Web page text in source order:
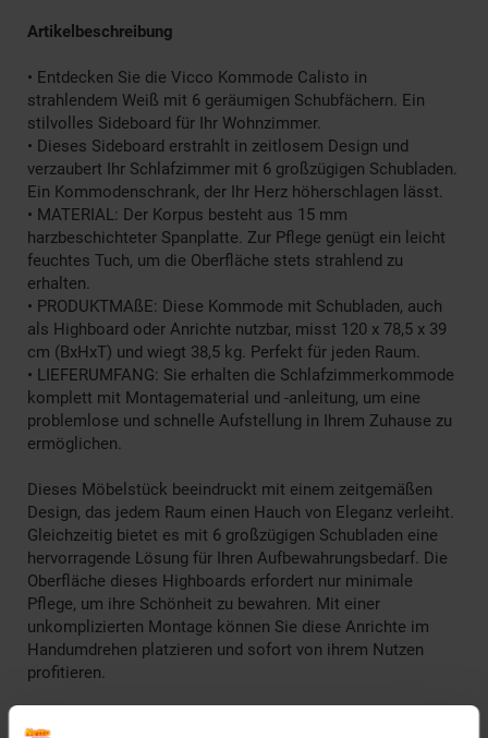
Artikelbeschreibung
• Entdecken Sie die Vicco Kommode Calisto in
strahlendem Weiß mit 6 geräumigen Schubfächern. Ein
stilvolles Sideboard für Ihr Wohnzimmer.
• Dieses Sideboard erstrahlt in zeitlosem Design und
verzaubert Ihr Schlafzimmer mit 6 großzügigen Schubladen.
Ein Kommodenschrank, der Ihr Herz höherschlagen lässt.
• MATERIAL: Der Korpus besteht aus 15 mm
harzbeschichteter Spanplatte. Zur Pflege genügt ein leicht
feuchtes Tuch, um die Oberfläche stets strahlend zu
erhalten.
• PRODUKTMAßE: Diese Kommode mit Schubladen, auch
als Highboard oder Anrichte nutzbar, misst 120 x 78,5 x 39
cm (BxHxT) und wiegt 38,5 kg. Perfekt für jeden Raum.
• LIEFERUMFANG: Sie erhalten die Schlafzimmerkommode
komplett mit Montagematerial und -anleitung, um eine
problemlose und schnelle Aufstellung in Ihrem Zuhause zu
ermöglichen.
Dieses Möbelstück beeindruckt mit einem zeitgemäßen
Design, das jedem Raum einen Hauch von Eleganz verleiht.
Gleichzeitig bietet es mit 6 großzügigen Schubladen eine
hervorragende Lösung für Ihren Aufbewahrungsbedarf. Die
Oberfläche dieses Highboards erfordert nur minimale
Pflege, um ihre Schönheit zu bewahren. Mit einer
unkomplizierten Montage können Sie diese Anrichte im
Handumdrehen platzieren und sofort von ihrem Nutzen
profitieren.